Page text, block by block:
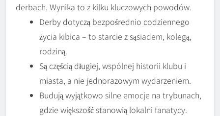
derbach. Wynika to z kilku kluczowych powodów.
Derby dotyczą bezpośrednio codziennego
życia kibica – to starcie z sąsiadem, kolegą,
rodziną.
Są częścią długiej, wspólnej historii klubu i
miasta, a nie jednorazowym wydarzeniem.
Budują wyjątkowo silne emocje na trybunach,
gdzie większość stanowią lokalni fanatycy.